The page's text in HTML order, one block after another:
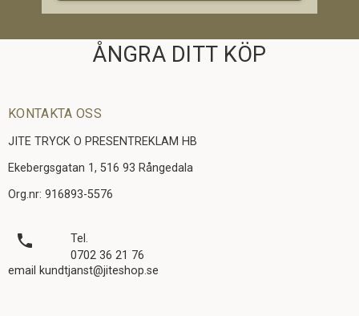
ÅNGRA DITT KÖP
KONTAKTA OSS
JITE TRYCK O PRESENTREKLAM HB
Ekebergsgatan 1, 516 93 Rångedala
Org.nr: 916893-5576
local_phone
Tel.
0702 36 21 76
email kundtjanst@jiteshop.se